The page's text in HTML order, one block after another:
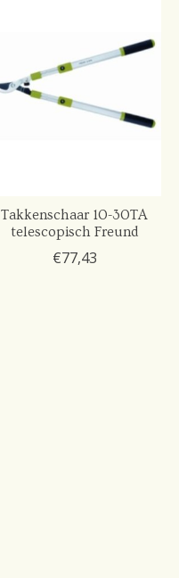
Takkenschaar 10-30TA
telescopisch Freund
€77,43